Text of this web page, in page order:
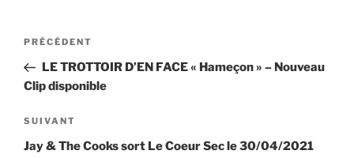
Navigation
l’article
Article
précédent
PRÉCÉDENT
LE TROTTOIR D’EN FACE « Hameçon » – Nouveau
Clip disponible
Article
suivant
SUIVANT
Jay & The Cooks sort Le Coeur Sec le 30/04/2021